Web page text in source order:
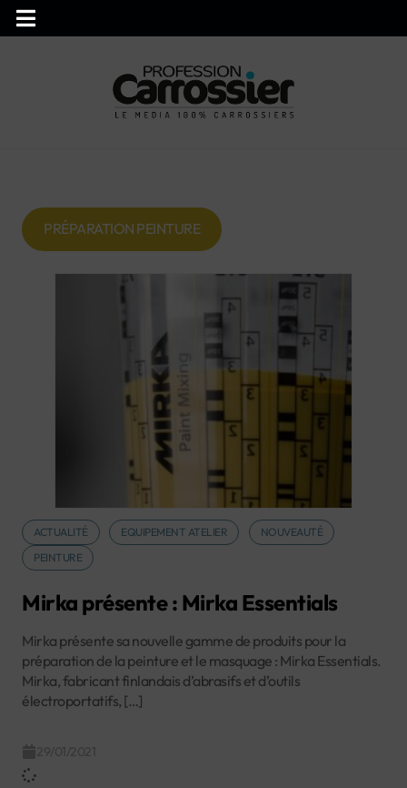
PRÉPARATION PEINTURE
ACTUALITÉ EQUIPEMENT ATELIER
NOUVEAUTÉ
PEINTURE
Mirka présente : Mirka Essentials
Mirka présente sa nouvelle gamme de produits pour la
préparation de la peinture et le masquage : Mirka Essentials.
Mirka, fabricant finlandais d’abrasifs et d’outils
électroportatifs, […]